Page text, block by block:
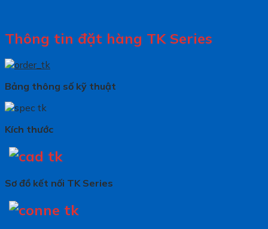
Thông tin đặt hàng TK Series
Bảng thông số kỹ thuật
Kích thước
Sơ đồ kết nối TK Series